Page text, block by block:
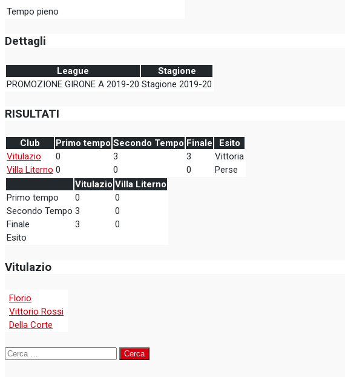
Tempo pieno
Dettagli
League
Stagione
PROMOZIONE GIRONE A 2019-20 Stagione 2019-20
RISULTATI
Club Primo tempo Secondo Tempo Finale
Esito
Vitulazio
0 3 3
Vittoria
Villa Literno 0 0 0
Perse
Vitulazio Villa Literno
Primo tempo
0
0
Secondo Tempo 3
0
Finale
3
0
Esito
Vitulazio
Florio
Vittorio Rossi
Della Corte
Ricerca
per: